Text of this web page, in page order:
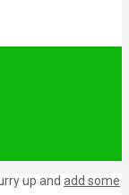
up and add some